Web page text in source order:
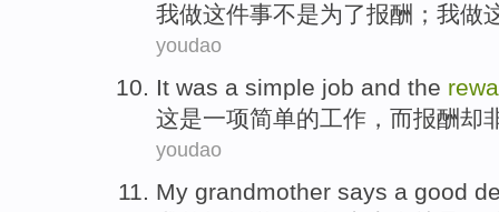
我做这件事不是为了报酬 ；我做
youdao
It was a simple job and the
这是一项简单的工作 ， 而报酬却
youdao
My grandmother says a good